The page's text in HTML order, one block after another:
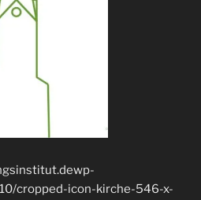
cropped-icon-kirche-546-x-